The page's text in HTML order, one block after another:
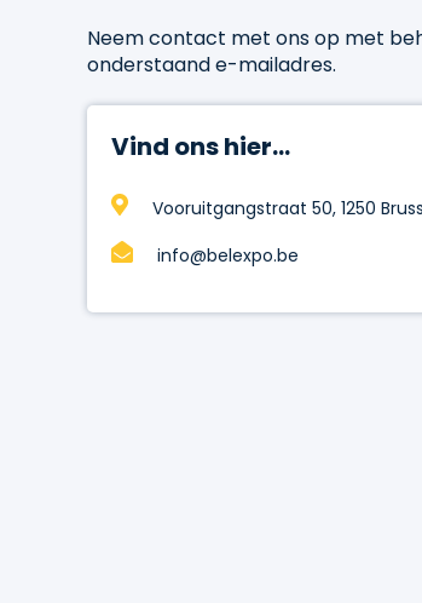
Neem contact met ons op met
onderstaand e-mailadres.
Vind ons hier...
Vooruitgangstraat 50, 1250
info@belexpo.be